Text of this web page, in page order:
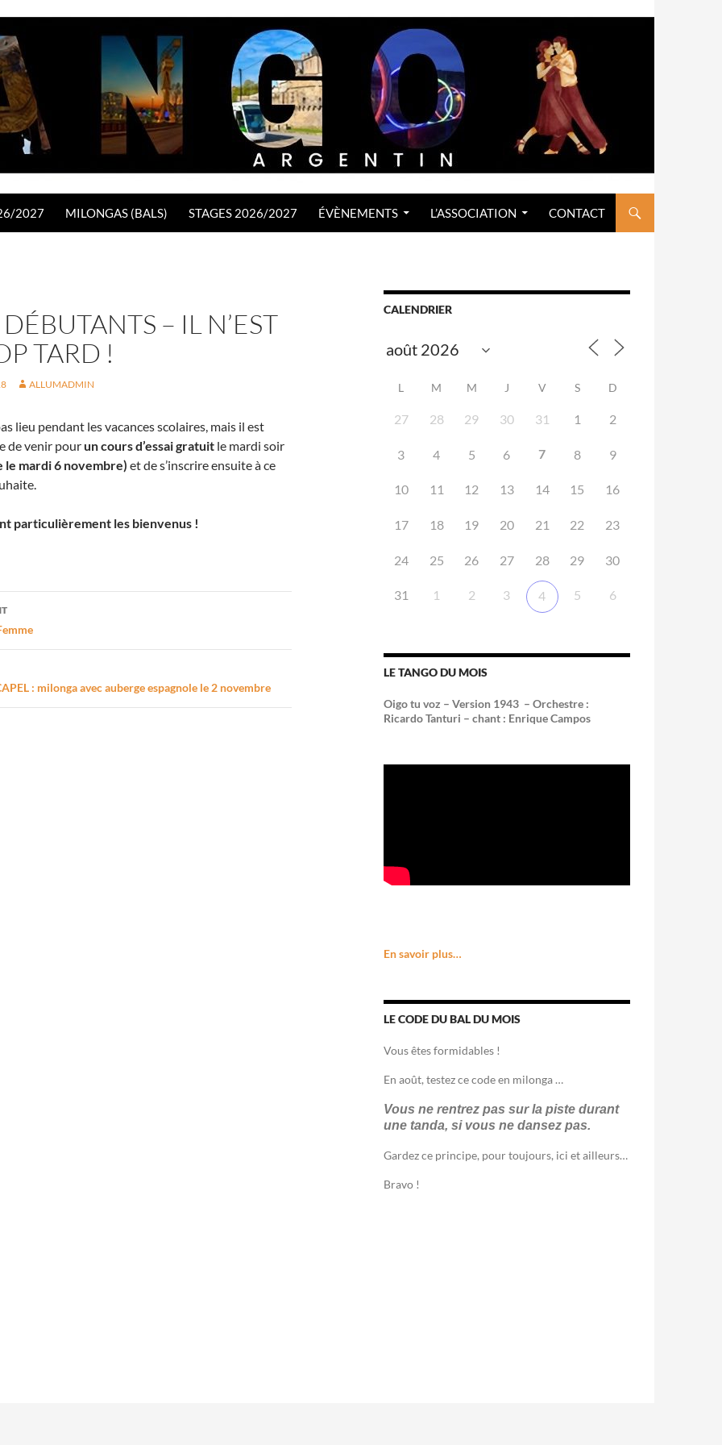
2027 MILONGAS (BALS) STAGES 2026/2027 ÉVÈNEMENTS L’ASSOCIATION CONTACT
– IL N’EST
TARD !
ALLUMADMIN
lieu pendant les vacances scolaires, mais il est
de venir pourun cours d’essai gratuit le mardi soir
le mardi 6 novembre) et de s’inscrire ensuite à ce
particulièrement les bienvenus !
: milonga avec auberge espagnole le 2 novembre
CALENDRIER
L M M J V S D
27 28 29 30 31 1 2
3 4 5 6 7 8 9
10 11 12 13 14 15 16
17 18 19 20 21 22 23
24 25 26 27 28 29 30
31 1 2 3 4 5 6
LE TANGO DU MOIS
Oigo tu voz – Version 1943 – Orchestre :
Ricardo Tanturi – chant : Enrique Campos
En savoir plus…
LE CODE DU BAL DU MOIS
Vous êtes formidables !
En août, testez ce code en milonga …
Vous ne rentrez pas sur la piste durant
une tanda, si vous ne dansez pas.
Gardez ce principe, pour toujours, ici et ailleurs…
Bravo !